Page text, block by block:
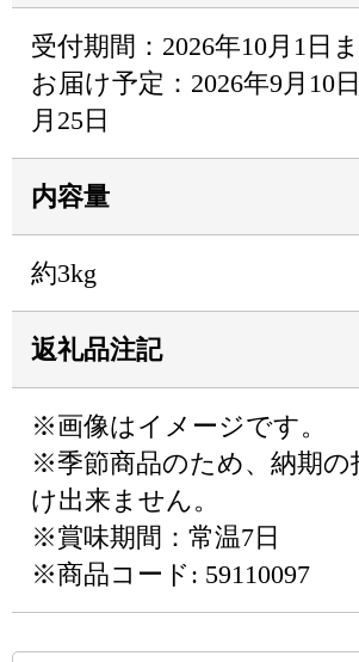
受付期間：2026年10月1日
お届け予定：2026年9月10
月25日
内容量
約3kg
返礼品注記
※画像はイメージです。
※季節商品のため、納期の
け出来ません。
※賞味期間：常温7日
※商品コード: 59110097